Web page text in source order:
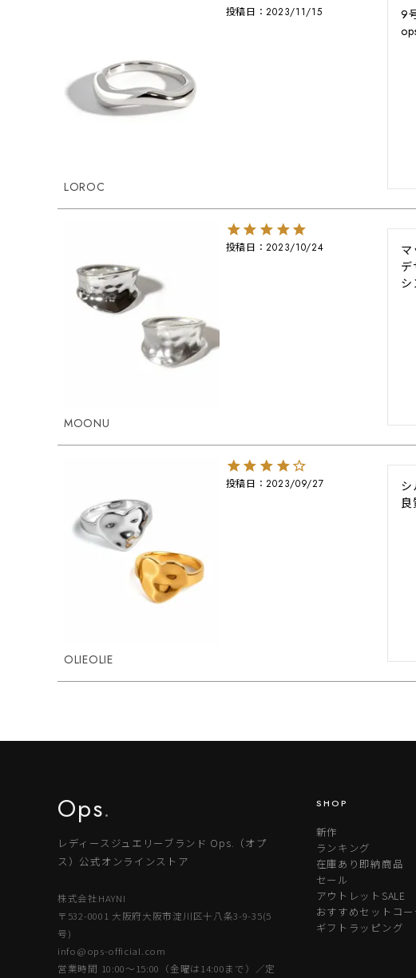
LOROC
投稿日 2023/11/15
9
MOONU
投稿日 2023/10/24
マ
デ
シ
OLIEOLIE
投稿日 2023/09/27
シ
良
Ops.
レディースジュエリーブランド Ops.（オプ
ス）公式オンラインストア
株式会社HAYNI
〒532-0001 大阪府大阪市淀川区十八条3-9-35(5
号)
info@ops-official.com
営業時間 10:00〜15:00（金曜は14:00まで）／定
SHOP
新作
ランキング
在庫あり即納商品
セール
アウトレットSALE
おすすめセットコー
ギフトラッピング